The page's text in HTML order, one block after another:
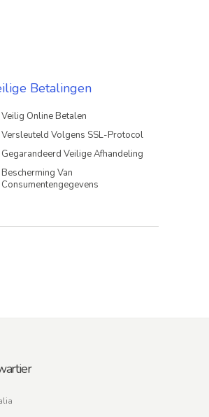
Betalingen
Veilig Online Betalen
Versleuteld Volgens SSL-Protocol
Gegarandeerd Veilige Afhandeling
Bescherming Van
Consumentengegevens